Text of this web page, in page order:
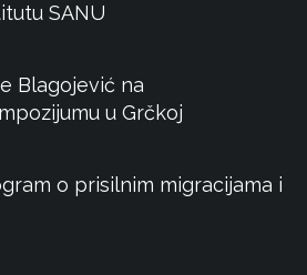
SANU
Blagojević na
u Grčkoj
o prisilnim migracijama i